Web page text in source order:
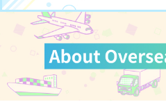
ハッピーエンドを手放
宵の猫
880円（税込）
トロイメライ
inunoesa
787円（税込）
サンプル
カート カ